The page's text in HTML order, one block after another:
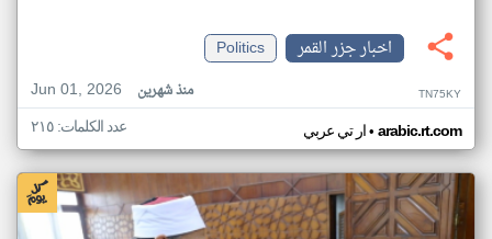
اخبار جزر القمر
Politics
Jun 01, 2026
منذ شهرين TN75KY
ار تي عربي• arabic.rt.com عدد الكلمات: ٢١٥